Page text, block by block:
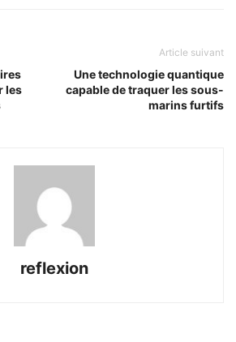
les
Article suivant
Une technologie quantique
capable de traquer les sous-
marins furtifs
reflexion